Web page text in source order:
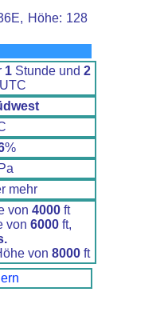
Höhe: 128
1Stunde und 2
UTC
%
mehr
von 4000ft
von 6000ft,
von 8000 ft